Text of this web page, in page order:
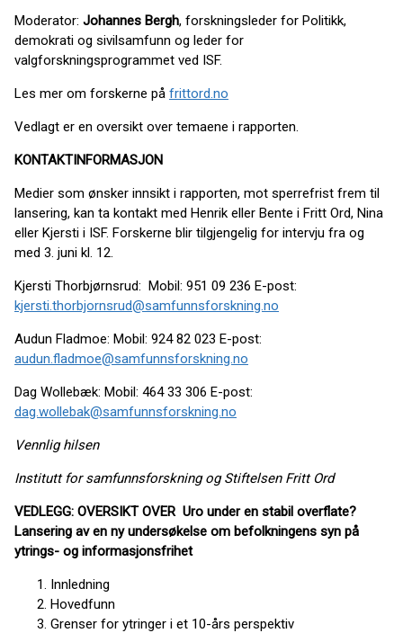
Moderator: Johannes Bergh, forskningsleder for Politikk,
demokrati og sivilsamfunn og leder for
valgforskningsprogrammet ved ISF.
Les mer om forskerne på frittord.no
Vedlagt er en oversikt over temaene i rapporten.
KONTAKTINFORMASJON
Medier som ønsker innsikt i rapporten, mot sperrefrist frem til
lansering, kan ta kontakt med Henrik eller Bente i Fritt Ord, Nina
eller Kjersti i ISF. Forskerne blir tilgjengelig for intervju fra og
med 3. juni kl. 12.
Kjersti Thorbjørnsrud: Mobil: 951 09 236 E-post:
kjersti.thorbjornsrud@samfunnsforskning.no
Audun Fladmoe: Mobil: 924 82 023 E-post:
audun.fladmoe@samfunnsforskning.no
Dag Wollebæk: Mobil: 464 33 306 E-post:
dag.wollebak@samfunnsforskning.no
Vennlig hilsen
Institutt for samfunnsforskning og Stiftelsen Fritt Ord
VEDLEGG: OVERSIKT OVER Uro under en stabil overflate?
Lansering av en ny undersøkelse om befolkningens syn på
ytrings- og informasjonsfrihet
Innledning
Hovedfunn
Grenser for ytringer i et 10-års perspektiv